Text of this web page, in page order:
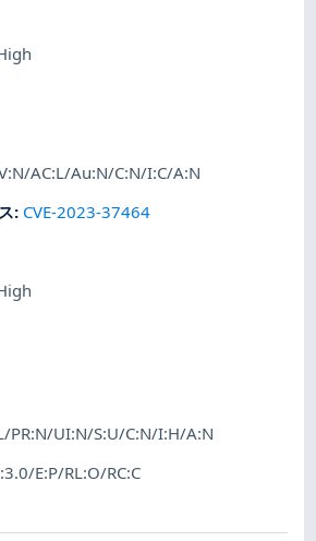
AC:L/Au:N/C:N/I:C/A:N
: CVE-2023-37464
PR:N/UI:N/S:U/C:N/I:H/A:N
E:P/RL:O/RC:C